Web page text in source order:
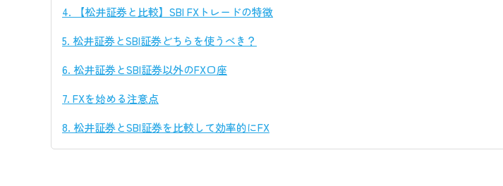
4. 【松井証券と比較】SBI FXトレードの特徴
5. 松井証券とSBI証券どちらを使うべき？
6. 松井証券とSBI証券以外のFX口座
7. FXを始める注意点
8. 松井証券とSBI証券を比較して効率的にFX